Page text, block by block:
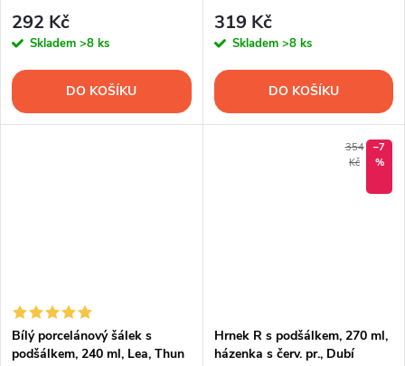
292 Kč
Skladem >8 ks
DO KOŠÍKU
319 Kč
Skladem >8 ks
DO KOŠÍKU
Bílý porcelánový šálek s
podšálkem, 240 ml, Lea, Thun
354
Kč
–7
%
Hrnek R s podšálkem, 270 ml,
házenka s červ. pr., Dubí